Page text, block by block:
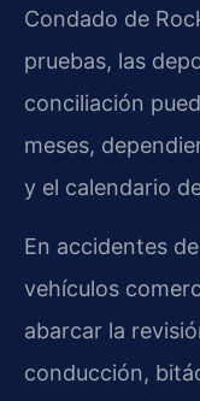
Condado de
pruebas, las
conciliación
meses,
y el calendario
En accidentes
vehículos
abarcar la
conducción,